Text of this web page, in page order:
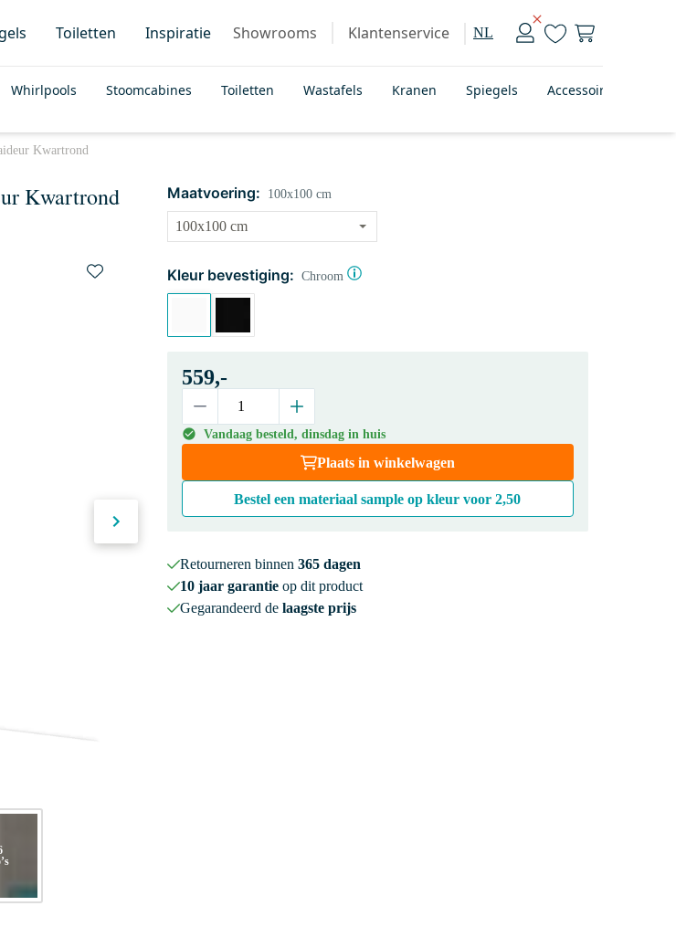
Toiletten Inspiratie Showrooms Klantenservice NL
Whirlpools Stoomcabines Toiletten Wastafels Kranen Spiegels Accessoires
Kwartrond
Kwartrond Maatvoering: 100x100 cm
Kleur bevestiging: Chroom
559,-
Vandaag besteld, dinsdag in huis
Plaats in winkelwagen
Bestel een materiaal sample op kleur voor2,50
Retourneren binnen 365 dagen
10 jaar garantieop dit product
Gegarandeerd de laagste prijs